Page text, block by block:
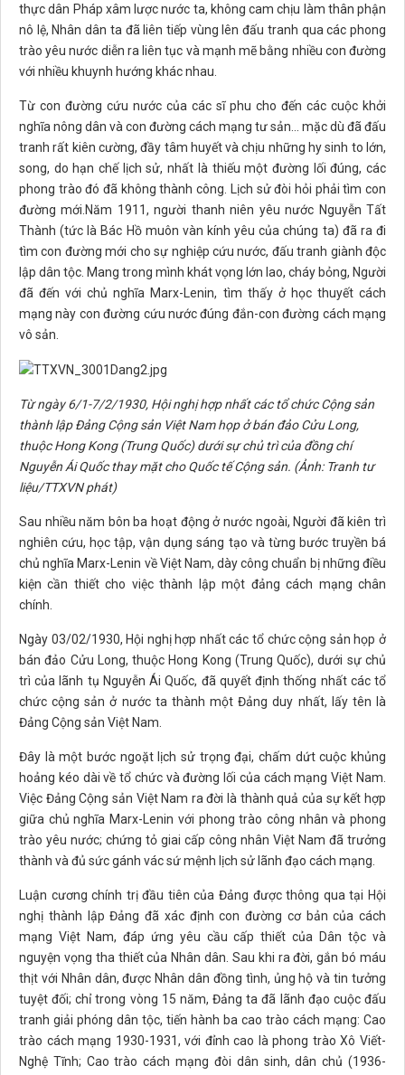
thực dân Pháp xâm lược nước ta, không cam chịu làm thân phận
nô lệ, Nhân dân ta đã liên tiếp vùng lên đấu tranh qua các phong
trào yêu nước diễn ra liên tục và mạnh mẽ bằng nhiều con đường
với nhiều khuynh hướng khác nhau.
Từ con đường cứu nước của các sĩ phu cho đến các cuộc khởi
nghĩa nông dân và con đường cách mạng tư sản... mặc dù đã đấu
tranh rất kiên cường, đầy tâm huyết và chịu những hy sinh to lớn,
song, do hạn chế lịch sử, nhất là thiếu một đường lối đúng, các
phong trào đó đã không thành công. Lịch sử đòi hỏi phải tìm con
đường mới.Năm 1911, người thanh niên yêu nước Nguyễn Tất
Thành (tức là Bác Hồ muôn vàn kính yêu của chúng ta) đã ra đi
tìm con đường mới cho sự nghiệp cứu nước, đấu tranh giành độc
lập dân tộc. Mang trong mình khát vọng lớn lao, cháy bỏng, Người
đã đến với chủ nghĩa Marx-Lenin, tìm thấy ở học thuyết cách
mạng này con đường cứu nước đúng đắn-con đường cách mạng
vô sản.
Từ ngày 6/1-7/2/1930, Hội nghị hợp nhất các tổ chức Cộng sản
thành lập Đảng Cộng sản Việt Nam họp ở bán đảo Cửu Long,
thuộc Hong Kong (Trung Quốc) dưới sự chủ trì của đồng chí
Nguyễn Ái Quốc thay mặt cho Quốc tế Cộng sản. (Ảnh: Tranh tư
liệu/TTXVN phát)
Sau nhiều năm bôn ba hoạt động ở nước ngoài, Người đã kiên trì
nghiên cứu, học tập, vận dụng sáng tạo và từng bước truyền bá
chủ nghĩa Marx-Lenin về Việt Nam, dày công chuẩn bị những điều
kiện cần thiết cho việc thành lập một đảng cách mạng chân
chính.
Ngày 03/02/1930, Hội nghị hợp nhất các tổ chức cộng sản họp ở
bán đảo Cửu Long, thuộc Hong Kong (Trung Quốc), dưới sự chủ
trì của lãnh tụ Nguyễn Ái Quốc, đã quyết định thống nhất các tổ
chức cộng sản ở nước ta thành một Đảng duy nhất, lấy tên là
Đảng Cộng sản Việt Nam.
Đây là một bước ngoặt lịch sử trọng đại, chấm dứt cuộc khủng
hoảng kéo dài về tổ chức và đường lối của cách mạng Việt Nam.
Việc Đảng Cộng sản Việt Nam ra đời là thành quả của sự kết hợp
giữa chủ nghĩa Marx-Lenin với phong trào công nhân và phong
trào yêu nước; chứng tỏ giai cấp công nhân Việt Nam đã trưởng
thành và đủ sức gánh vác sứ mệnh lịch sử lãnh đạo cách mạng.
Luận cương chính trị đầu tiên của Đảng được thông qua tại Hội
nghị thành lập Đảng đã xác định con đường cơ bản của cách
mạng Việt Nam, đáp ứng yêu cầu cấp thiết của Dân tộc và
nguyện vọng tha thiết của Nhân dân. Sau khi ra đời, gắn bó máu
thịt với Nhân dân, được Nhân dân đồng tình, ủng hộ và tin tưởng
tuyệt đối; chỉ trong vòng 15 năm, Đảng ta đã lãnh đạo cuộc đấu
tranh giải phóng dân tộc, tiến hành ba cao trào cách mạng: Cao
trào cách mạng 1930-1931, với đỉnh cao là phong trào Xô Viết-
Nghệ Tĩnh; Cao trào cách mạng đòi dân sinh, dân chủ (1936-